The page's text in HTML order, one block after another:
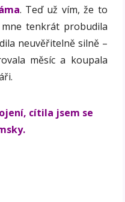
. Teď už vím, že to
tenkrát probudila
neuvěřitelně silně –
měsíc a koupala
cítila jsem se